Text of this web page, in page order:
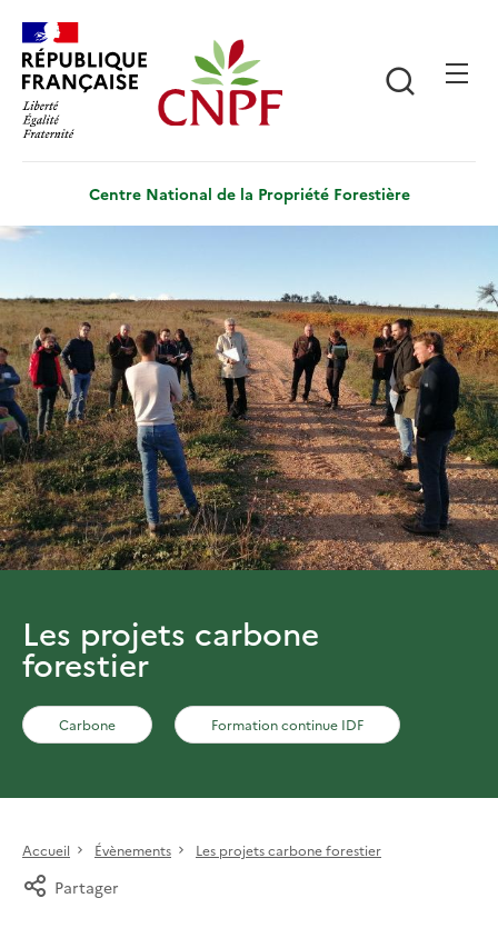
contenu
principal
Centre National de la Propriété Forestière
Les projets carbone
forestier
Carbone Formation continue IDF
Accueil Évènements Les projets carbone forestier
Partager